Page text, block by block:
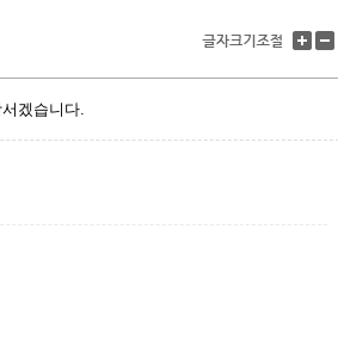
크 크
겠습니다.